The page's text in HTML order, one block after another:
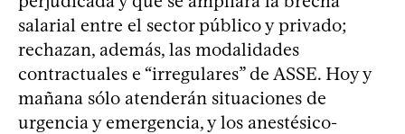
salarial entre el sector público y privado;
rechazan, además, las modalidades
contractuales e “irregulares” de ASSE. Hoy y
mañana sólo atenderán situaciones de
urgencia y emergencia, y los anestésico-